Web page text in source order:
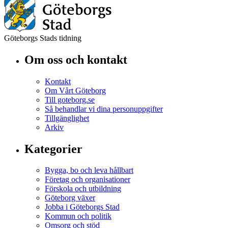
Göteborgs Stads tidning
Om oss och kontakt
Kontakt
Om Vårt Göteborg
Till goteborg.se
Så behandlar vi dina personuppgifter
Tillgänglighet
Arkiv
Kategorier
Bygga, bo och leva hållbart
Företag och organisationer
Förskola och utbildning
Göteborg växer
Jobba i Göteborgs Stad
Kommun och politik
Omsorg och stöd